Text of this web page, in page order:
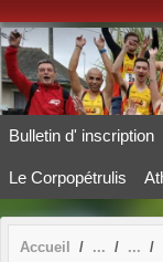
Bulletin d' inscription
Le Corpopétrulis
Accueil